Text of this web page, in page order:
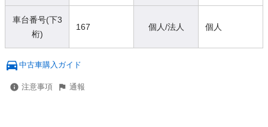
車台番号(下3
桁)
167 個人/法人 個人
中古車購入ガイド
注意事項 通報